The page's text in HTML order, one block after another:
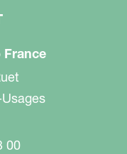
France
00